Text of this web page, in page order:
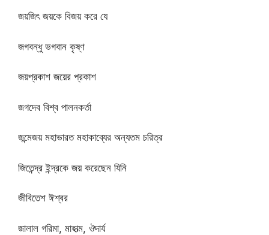
জয়জিৎ জয়কে বিজয় করে যে
জগবন্ধু ভগবান কৃষ্ণ
জয়প্রকাশ জয়ের প্রকাশ
জগদেব বিশ্ব পালনকর্তা
জন্মেজয় মহাভারত মহাকাব্যের অন্যতম চরিত্র
জিতেন্দ্র ইন্দ্রকে জয় করেছেন যিনি
জীবিতেশ ঈশ্বর
জালাল গরিমা, মাহাত্ম, ঔদার্য